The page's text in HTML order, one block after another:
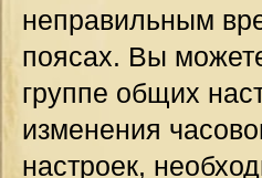
неправильным
поясах. Вы
группе общих
изменения
настроек,